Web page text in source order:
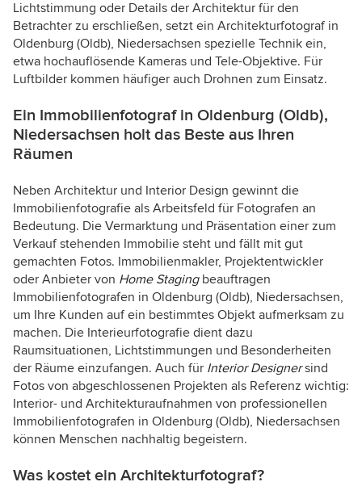
Lichtstimmung oder Details der Architektur für den
Betrachter zu erschließen, setzt ein Architekturfotograf in
Oldenburg (Oldb), Niedersachsen spezielle Technik ein,
etwa hochauflösende Kameras und Tele-Objektive. Für
Luftbilder kommen häufiger auch Drohnen zum Einsatz.
Ein Immobilienfotograf in Oldenburg (Oldb),
Niedersachsen holt das Beste aus Ihren
Räumen
Neben Architektur und Interior Design gewinnt die
Immobilienfotografie als Arbeitsfeld für Fotografen an
Bedeutung. Die Vermarktung und Präsentation einer zum
Verkauf stehenden Immobilie steht und fällt mit gut
gemachten Fotos. Immobilienmakler, Projektentwickler
oder Anbieter von Home Stagingbeauftragen
Immobilienfotografen in Oldenburg (Oldb), Niedersachsen,
um Ihre Kunden auf ein bestimmtes Objekt aufmerksam zu
machen. Die Interieurfotografie dient dazu
Raumsituationen, Lichtstimmungen und Besonderheiten
der Räume einzufangen. Auch für Interior Designersind
Fotos von abgeschlossenen Projekten als Referenz wichtig:
Interior- und Architekturaufnahmen von professionellen
Immobilienfotografen in Oldenburg (Oldb), Niedersachsen
können Menschen nachhaltig begeistern.
Was kostet ein Architekturfotograf?